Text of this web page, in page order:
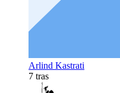
Arlind Kastrati
7 tras